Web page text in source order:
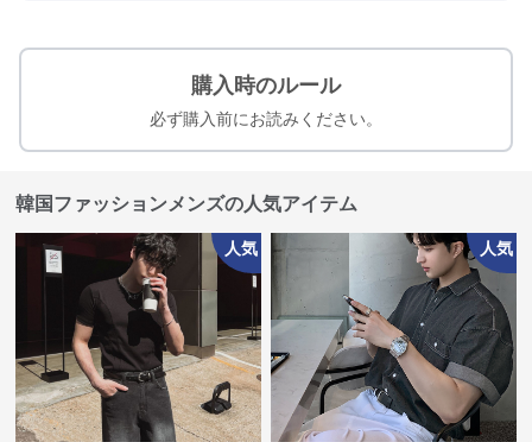
購入時のルール
必ず購入前にお読みください。
韓国ファッションメンズの人気アイテム
人気 人気